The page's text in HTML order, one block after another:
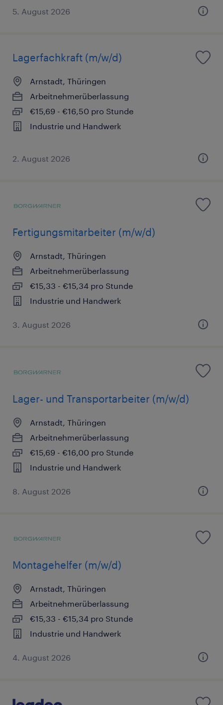
5. August 2026
Lagerfachkraft (m/w/d)
Arnstadt, Thüringen
Arbeitnehmerüberlassung
€15,69 - €16,50 pro Stunde
Industrie und Handwerk
2. August 2026
Fertigungsmitarbeiter (m/w/d)
Arnstadt, Thüringen
Arbeitnehmerüberlassung
€15,33 - €15,34 pro Stunde
Industrie und Handwerk
3. August 2026
Lager- und Transportarbeiter (m/w/d)
Arnstadt, Thüringen
Arbeitnehmerüberlassung
€15,69 - €16,00 pro Stunde
Industrie und Handwerk
8. August 2026
Montagehelfer (m/w/d)
Arnstadt, Thüringen
Arbeitnehmerüberlassung
€15,33 - €15,34 pro Stunde
Industrie und Handwerk
4. August 2026